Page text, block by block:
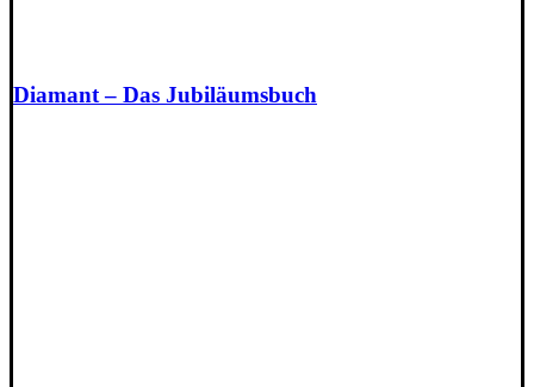
Diamant – Das Jubiläumsbuch